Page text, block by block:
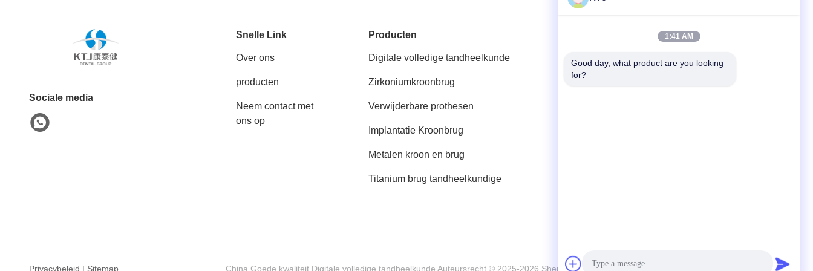
Sociale media
Snelle Link
Over ons
producten
Neem contact met
ons op
Producten
Digitale volledige tandheelkunde
Zirkoniumkroonbrug
Verwijderbare prothesen
Implantatie Kroonbrug
Metalen kroon en brug
Titanium brug tandheelkundige
Telefoon
Privacybeleid | Sitemap China Goede kwaliteit Digitale volledige tandheelkunde Auteursrecht © 2025-2026 Shenzhen KTJ DentalLabs Co.,Ltd. Alle rechten voorbehouden.
1:41 AM
Good day, what product are you looking
for?